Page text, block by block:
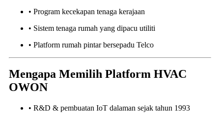
• Program kecekapan tenaga kerajaan
• Sistem tenaga rumah yang dipacu utiliti
• Platform rumah pintar bersepadu Telco
Mengapa Memilih Platform HVAC
OWON
• R&D & pembuatan IoT dalaman sejak tahun 1993